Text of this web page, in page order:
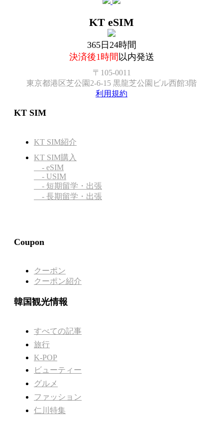
KT eSIM
365日24時間
決済後1時間 以内発送
〒105-0011
東京都港区芝公園2-6-15 黒龍芝公園ビル西館3階
利用規約
KT SIM
KT SIM紹介
KT SIM購入
- eSIM
- USIM
- 短期留学・出張
- 長期留学・出張
Coupon
クーポン
クーポン紹介
韓国観光情報
すべての記事
旅行
K-POP
ビューティー
グルメ
ファッション
仁川特集